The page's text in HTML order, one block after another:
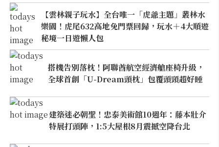
【雲林親子玩水】全台唯一「虎爺主題」叢林水
樂園！虎尾632高地免門票回歸，玩水＋4大順遊
秘境一日遊懶人包
搭機告別落枕！阿聯酋航空經濟艙座椅升級，
全球首創「U-Dream頭枕」包覆頭頸超好睡
建築迷必朝聖！忠泰美術館10週年：藤本壯介
特展打頭陣，1:5大屋根8月震撼空降台北